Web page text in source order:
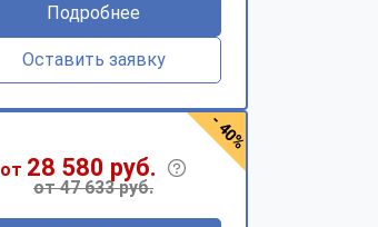
Подробнее
Оставить заявку
от 28 580 руб.
от 47 633 руб.
- 40%